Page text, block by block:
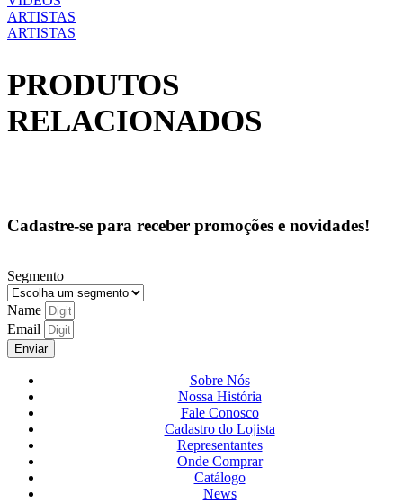
ARTISTAS
ARTISTAS
PRODUTOS
RELACIONADOS
Cadastre-se para receber promoções e novidades!
Segmento
Name
Email
Enviar
Sobre Nós
Nossa História
Fale Conosco
Cadastro do Lojista
Representantes
Onde Comprar
Catálogo
News